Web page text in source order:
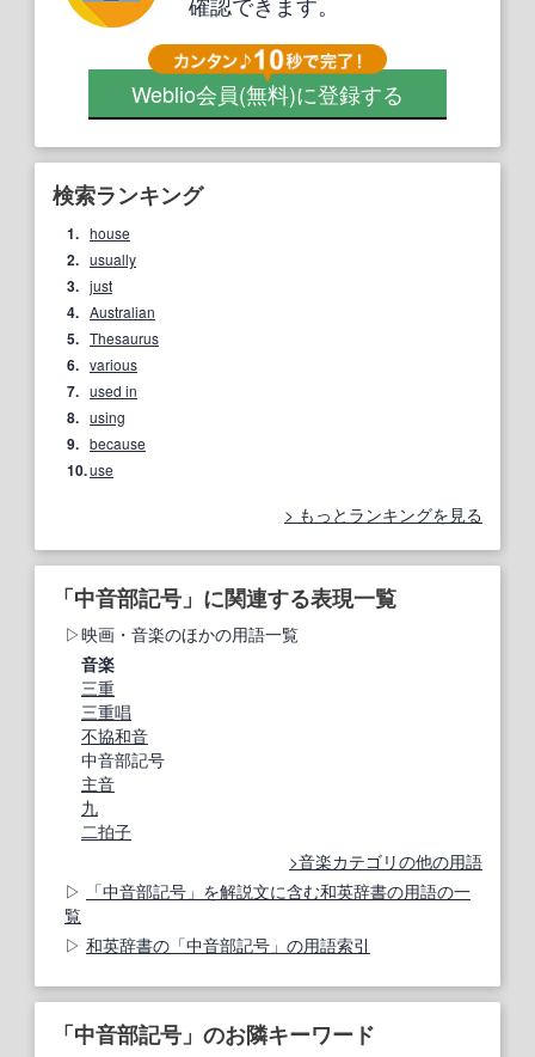
Weblio会員(無料)に登録する
検索ランキング
1. house
2. usually
3. just
4. Australian
5. Thesaurus
6. various
7. used in
8. using
9. because
10.use
もっとランキングを見る
「中音部記号」に関連する表現一覧
映画・音楽のほかの用語一覧
音楽
三重
三重唱
不協和音
中音部記号
主音
九
二拍子
音楽カテゴリの他の用語
「中音部記号」を解説文に含む和英辞書の用語の一
覧
和英辞書の「中音部記号」の用語索引
「中音部記号」のお隣キーワード